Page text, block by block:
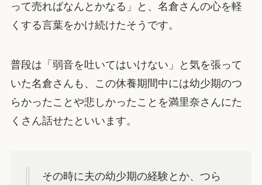
って売ればなんとかなる」と、名倉さんの心を軽
くする言葉をかけ続けたそうです。
普段は「弱音を吐いてはいけない」と気を張って
いた名倉さんも、この休養期間中には幼少期のつ
らかったことや悲しかったことを満里奈さんにた
くさん話せたといいます。
その時に夫の幼少期の経験とか、つら